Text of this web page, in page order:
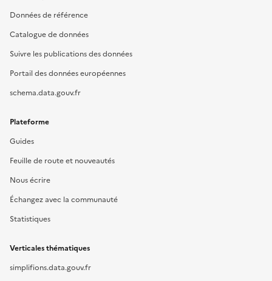
Données de référence
Catalogue de données
Suivre les publications des données
Portail des données européennes
schema.data.gouv.fr
Plateforme
Guides
Feuille de route et nouveautés
Nous écrire
Échangez avec la communauté
Statistiques
Verticales thématiques
simplifions.data.gouv.fr